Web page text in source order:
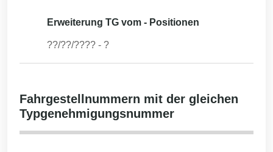
Erweiterung TG vom - Positionen
??/??/???? - ?
Fahrgestellnummern mit der gleichen
Typgenehmigungsnummer